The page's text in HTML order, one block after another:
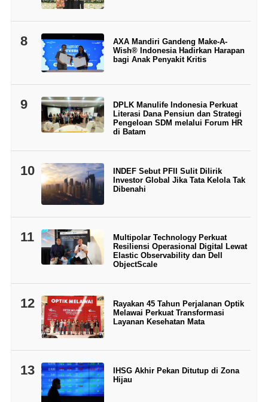
8
AXA Mandiri Gandeng Make-A-
Wish® Indonesia Hadirkan Harapan
bagi Anak Penyakit Kritis
9
DPLK Manulife Indonesia Perkuat
Literasi Dana Pensiun dan Strategi
Pengeloan SDM melalui Forum HR
di Batam
10
INDEF Sebut PFII Sulit Dilirik
Investor Global Jika Tata Kelola Tak
Dibenahi
11
Multipolar Technology Perkuat
Resiliensi Operasional Digital Lewat
Elastic Observability dan Dell
ObjectScale
12
Rayakan 45 Tahun Perjalanan Optik
Melawai Perkuat Transformasi
Layanan Kesehatan Mata
13
IHSG Akhir Pekan Ditutup di Zona
Hijau